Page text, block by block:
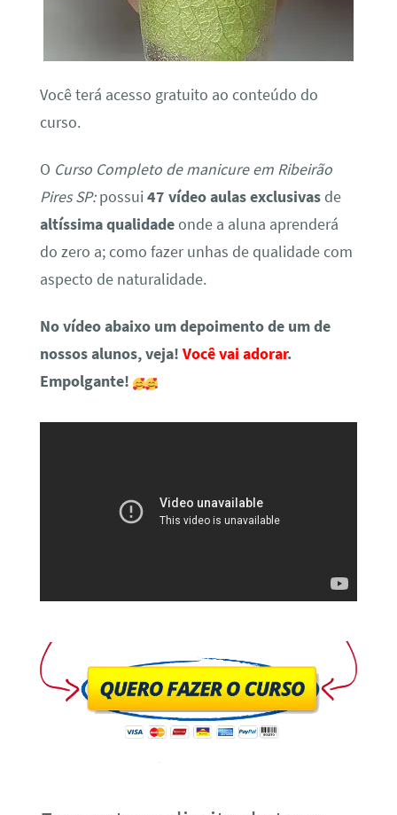
Você terá acesso gratuito ao conteúdo do
curso.
O Curso Completo de manicure em Ribeirão
Pires SP:possui 47 vídeo aulas exclusivasde
altíssima qualidadeonde a aluna aprenderá
do zero a; como fazer unhas de qualidade com
aspecto de naturalidade.
No vídeo abaixo um depoimento de um de
nossos alunos, veja! Você vai adorar.
Empolgante!